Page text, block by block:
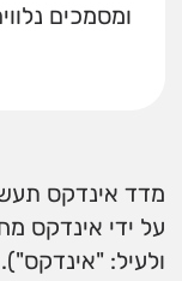
ומסמכים
מדד אינדקס
על ידי אינדקס
ולעיל: